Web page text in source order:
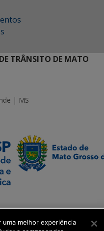
TRÂNSITO DE MATO
| MS
melhor experiência